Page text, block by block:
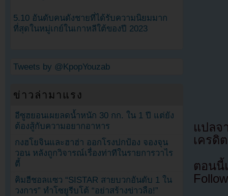
แปล
เครดิ
ตอนนี้
5.10 อันดับคนดังชายที่ได้รับความนิยมมาก
ที่สุดในหมู่เกย์ในเกาหลีใต้ของปี 2023
Tweets by @KpopYouzab
ข่าวล่ามาแรง
อีซูฮยอนเผยลดน้ำหนัก 30 กก. ใน 1 ปี แต่ยัง
ต้องสู้กับความอยากอาหาร
กงฮโยจินและฮาฮ่า ออกโรงปกป้อง จองจุน
วอน หลังถูกวิจารณ์เรื่องท่าทีในรายการวาไร
ตี้
คิมฮีชอลแซว “SISTAR สายบวกอันดับ 1 ใน
วงการ” ทำโซยูรีบโต้ “อย่าสร้างข่าวลือ!”